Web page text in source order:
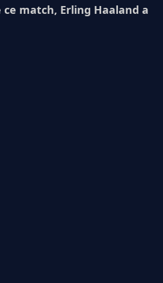
match, Erling Haaland a